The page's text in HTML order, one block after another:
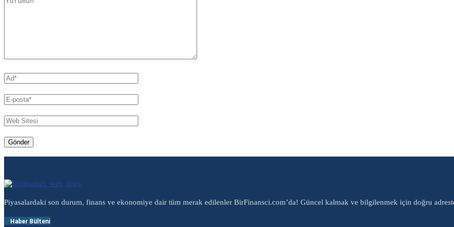
Piyasalardaki son durum, finans ve ekonomiye dair tüm merak edilenler BirFinansci.com’da! Güncel kalmak ve bilgilenmek için doğru
Haber Bülteni